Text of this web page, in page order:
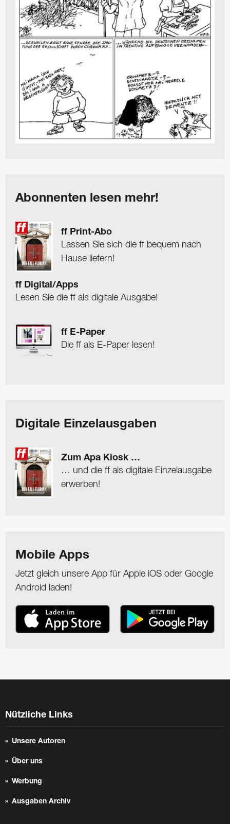
Abonnenten lesen mehr!
ff Print-Abo
Lassen Sie sich die ff bequem nach
Hause liefern!
ff Digital/Apps
Lesen Sie die ff als digitale Ausgabe!
ff E-Paper
Die ff als E-Paper lesen!
Digitale Einzelausgaben
Zum Apa Kiosk …
… und die ff als digitale Einzelausgabe
erwerben!
Mobile Apps
Jetzt gleich unsere App für Apple iOS oder Google
Android laden!
Nützliche Links
Unsere Autoren
Über uns
Werbung
Ausgaben Archiv